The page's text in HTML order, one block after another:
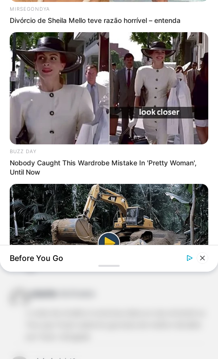
achei muito lindos os colares mais eu gostaria que
vcs publicasse colares com sobra de tecidos de
malhas bjs
terezinha há 16 anos
eu adoro aproveita o que nao tem valor e este colar
ficou divino.parabens.
lindamiraparecida bonetto há 16 anos
adorei todos os trabalhos…principalmente os de
Regina Rangel
amei adoro bijouterias em geral ,trabalho com moda
praia e gostaria que me enviasse algumas dicas
beijão querida .
juliadita há 16 anos
exelente ideia para reciclagem, gostei muito é nota
MIRSEGONDYA
Divórcio de Sheila Mello teve razão horrível – entenda
BUZZ DAY
Nobody Caught This Wardrobe Mistake In 'Pretty Woman',
Until Now
Before You Go